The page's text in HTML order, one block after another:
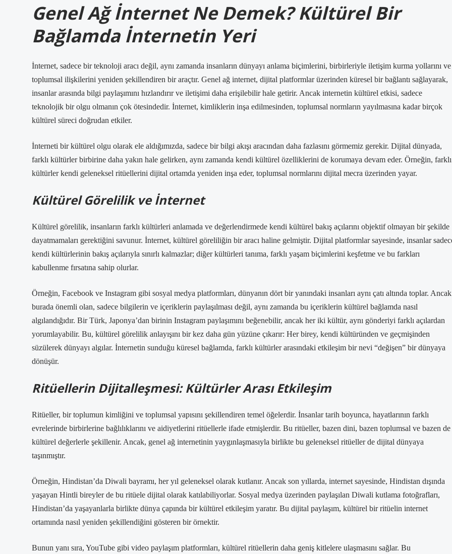
Genel Ağ İnternet Ne Demek? Kültürel Bir
Bağlamda İnternetin Yeri
İnternet, sadece bir teknoloji aracı değil, aynı zamanda insanların dünyayı anlama biçimlerini, birbirleriyle iletişim kurma yollarını ve
toplumsal ilişkilerini yeniden şekillendiren bir araçtır. Genel ağ internet, dijital platformlar üzerinden küresel bir bağlantı sağlayarak,
insanlar arasında bilgi paylaşımını hızlandırır ve iletişimi daha erişilebilir hale getirir. Ancak internetin kültürel etkisi, sadece
teknolojik bir olgu olmanın çok ötesindedir. İnternet, kimliklerin inşa edilmesinden, toplumsal normların yayılmasına kadar birçok
kültürel süreci doğrudan etkiler.
İnterneti bir kültürel olgu olarak ele aldığımızda, sadece bir bilgi akışı aracından daha fazlasını görmemiz gerekir. Dijital dünyada,
farklı kültürler birbirine daha yakın hale gelirken, aynı zamanda kendi kültürel özelliklerini de korumaya devam eder. Örneğin, farklı
kültürler kendi geleneksel ritüellerini dijital ortamda yeniden inşa eder, toplumsal normlarını dijital mecra üzerinden yayar.
Kültürel Görelilik ve İnternet
Kültürel görelilik, insanların farklı kültürleri anlamada ve değerlendirmede kendi kültürel bakış açılarını objektif olmayan bir şekilde
dayatmamaları gerektiğini savunur. İnternet, kültürel göreliliğin bir aracı haline gelmiştir. Dijital platformlar sayesinde, insanlar
kendi kültürlerinin bakış açılarıyla sınırlı kalmazlar; diğer kültürleri tanıma, farklı yaşam biçimlerini keşfetme ve bu farkları
kabullenme fırsatına sahip olurlar.
Örneğin, Facebook ve Instagram gibi sosyal medya platformları, dünyanın dört bir yanındaki insanları aynı çatı altında toplar. Ancak
burada önemli olan, sadece bilgilerin ve içeriklerin paylaşılması değil, aynı zamanda bu içeriklerin kültürel bağlamda nasıl
algılandığıdır. Bir Türk, Japonya’dan birinin Instagram paylaşımını beğenebilir, ancak her iki kültür, aynı gönderiyi farklı açılardan
yorumlayabilir. Bu, kültürel görelilik anlayışını bir kez daha gün yüzüne çıkarır: Her birey, kendi kültüründen ve geçmişinden
süzülerek dünyayı algılar. İnternetin sunduğu küresel bağlamda, farklı kültürler arasındaki etkileşim bir nevi “değişen” bir dünyaya
dönüşür.
Ritüellerin Dijitalleşmesi: Kültürler Arası Etkileşim
Ritüeller, bir toplumun kimliğini ve toplumsal yapısını şekillendiren temel öğelerdir. İnsanlar tarih boyunca, hayatlarının farklı
evrelerinde birbirlerine bağlılıklarını ve aidiyetlerini ritüellerle ifade etmişlerdir. Bu ritüeller, bazen dini, bazen toplumsal ve bazen de
kültürel değerlerle şekillenir. Ancak, genel ağ internetinin yaygınlaşmasıyla birlikte bu geleneksel ritüeller de dijital dünyaya
taşınmıştır.
Örneğin, Hindistan’da Diwali bayramı, her yıl geleneksel olarak kutlanır. Ancak son yıllarda, internet sayesinde, Hindistan dışında
yaşayan Hintli bireyler de bu ritüele dijital olarak katılabiliyorlar. Sosyal medya üzerinden paylaşılan Diwali kutlama fotoğrafları,
Hindistan’da yaşayanlarla birlikte dünya çapında bir kültürel etkileşim yaratır. Bu dijital paylaşım, kültürel bir ritüelin internet
ortamında nasıl yeniden şekillendiğini gösteren bir örnektir.
Bunun yanı sıra, YouTube gibi video paylaşım platformları, kültürel ritüellerin daha geniş kitlelere ulaşmasını sağlar. Bu